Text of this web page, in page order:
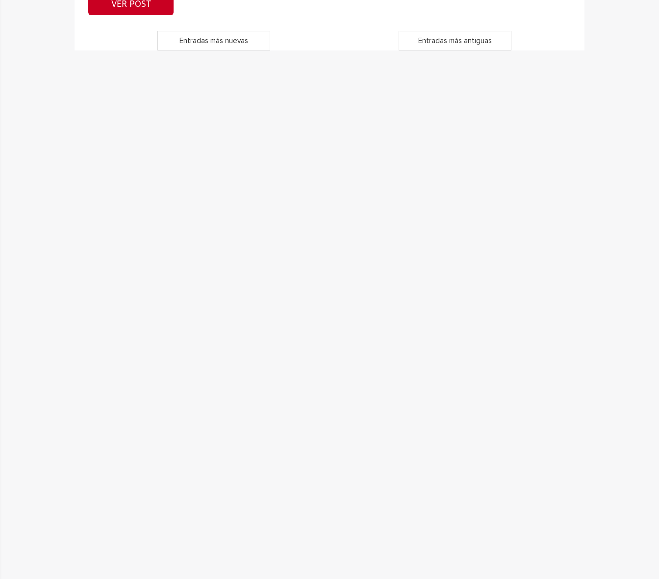
VER POST
Entradas más nuevas Entradas más antiguas